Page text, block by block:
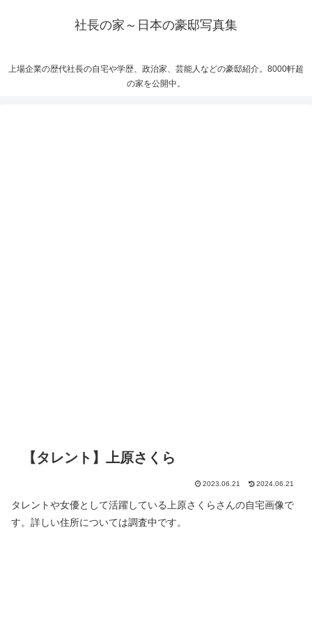
社長の家～日本の豪邸写真集
上場企業の歴代社長の自宅や学歴、政治家、芸能人などの豪邸紹介。8000軒超
の家を公開中。
【タレント】上原さくら
2023.06.21 2024.06.21
タレントや女優として活躍している上原さくらさんの自宅画像で
す。詳しい住所については調査中です。